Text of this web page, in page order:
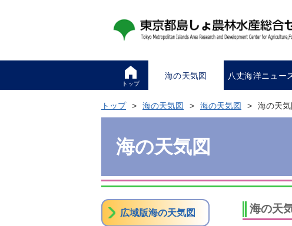
トップ
海の天気図 八丈海洋ニュー
トップ 海の天気図 海の天気図 海の天
海の天気図
海の天
広域版海の天気図